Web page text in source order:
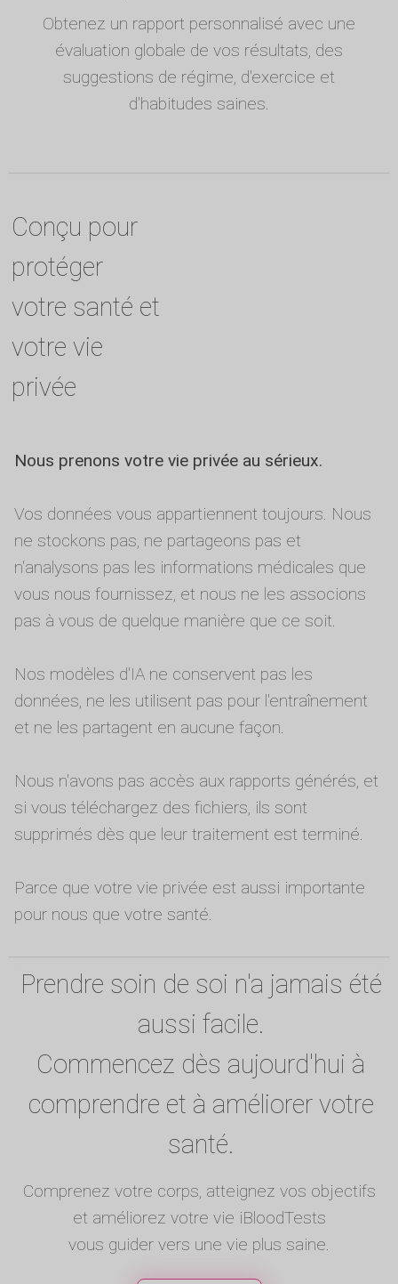
Obtenez un rapport personnalisé avec une
évaluation globale de vos résultats, des
suggestions de régime, d'exercice et
d'habitudes saines.
Conçu pour
protéger
votre santé et
votre vie
privée
Nous prenons votre vie privée au sérieux.
Vos données vous appartiennent toujours. Nous
ne stockons pas, ne partageons pas et
n'analysons pas les informations médicales que
vous nous fournissez, et nous ne les associons
pas à vous de quelque manière que ce soit.
Nos modèles d'IA ne conservent pas les
données, ne les utilisent pas pour l'entraînement
et ne les partagent en aucune façon.
Nous n'avons pas accès aux rapports générés, et
si vous téléchargez des fichiers, ils sont
supprimés dès que leur traitement est terminé.
Parce que votre vie privée est aussi importante
pour nous que votre santé.
Prendre soin de soi n'a jamais été
aussi facile.
Commencez dès aujourd'hui à
comprendre et à améliorer votre
santé.
Comprenez votre corps, atteignez vos objectifs
et améliorez votre vie iBloodTests
vous guider vers une vie plus saine.